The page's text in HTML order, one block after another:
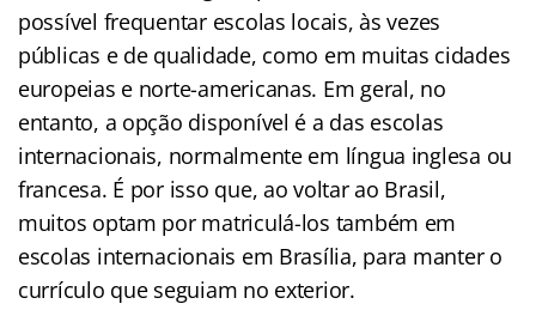
possível frequentar escolas locais, às vezes
públicas e de qualidade, como em muitas cidades
europeias e norte-americanas. Em geral, no
entanto, a opção disponível é a das escolas
internacionais, normalmente em língua inglesa ou
francesa. É por isso que, ao voltar ao Brasil,
muitos optam por matriculá-los também em
escolas internacionais em Brasília, para manter o
currículo que seguiam no exterior.